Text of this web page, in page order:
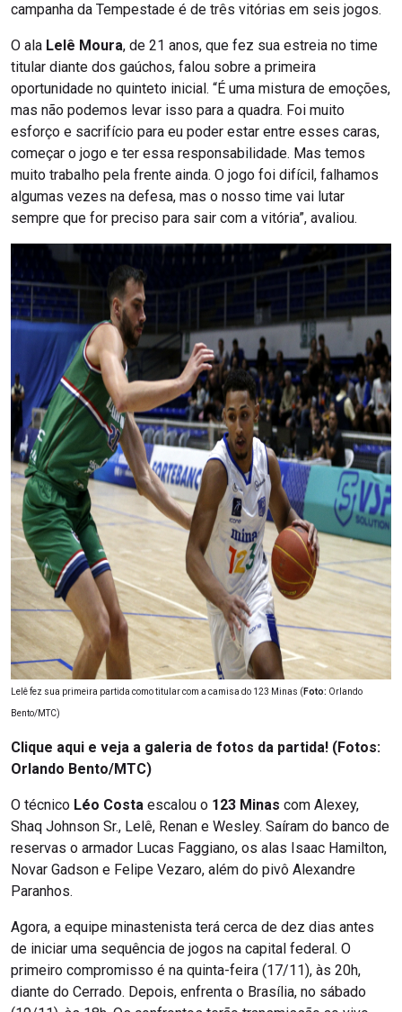
campanha da Tempestade é de três vitórias em seis jogos.
O ala Lelê Moura, de 21 anos, que fez sua estreia no time
titular diante dos gaúchos, falou sobre a primeira
oportunidade no quinteto inicial. “É uma mistura de emoções,
mas não podemos levar isso para a quadra. Foi muito
esforço e sacrifício para eu poder estar entre esses caras,
começar o jogo e ter essa responsabilidade. Mas temos
muito trabalho pela frente ainda. O jogo foi difícil, falhamos
algumas vezes na defesa, mas o nosso time vai lutar
sempre que for preciso para sair com a vitória”, avaliou.
Lelê fez sua primeira partida como titular com a camisa do 123 Minas ( Foto: Orlando
Bento/MTC)
Clique aqui e veja a galeria de fotos da partida! (Fotos:
Orlando Bento/MTC)
O técnico Léo Costa escalou o 123 Minas com Alexey,
Shaq Johnson Sr., Lelê, Renan e Wesley. Saíram do banco de
reservas o armador Lucas Faggiano, os alas Isaac Hamilton,
Novar Gadson e Felipe Vezaro, além do pivô Alexandre
Paranhos.
Agora, a equipe minastenista terá cerca de dez dias antes
de iniciar uma sequência de jogos na capital federal. O
primeiro compromisso é na quinta-feira (17/11), às 20h,
diante do Cerrado. Depois, enfrenta o Brasília, no sábado